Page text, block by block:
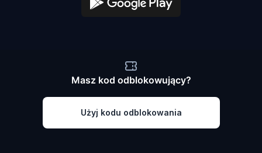
Masz kod odblokowujący?
Użyj kodu odblokowania